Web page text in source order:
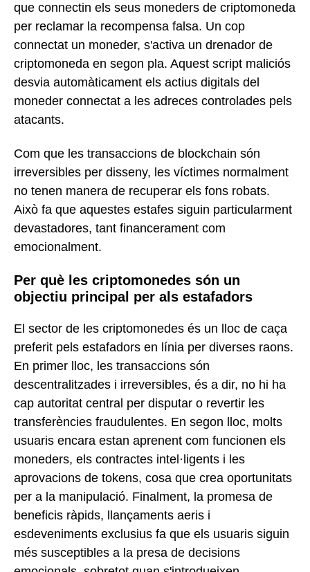
que connectin els seus moneders de criptomoneda
per reclamar la recompensa falsa. Un cop
connectat un moneder, s'activa un drenador de
criptomoneda en segon pla. Aquest script maliciós
desvia automàticament els actius digitals del
moneder connectat a les adreces controlades pels
atacants.
Com que les transaccions de blockchain són
irreversibles per disseny, les víctimes normalment
no tenen manera de recuperar els fons robats.
Això fa que aquestes estafes siguin particularment
devastadores, tant financerament com
emocionalment.
Per què les criptomonedes són un
objectiu principal per als estafadors
El sector de les criptomonedes és un lloc de caça
preferit pels estafadors en línia per diverses raons.
En primer lloc, les transaccions són
descentralitzades i irreversibles, és a dir, no hi ha
cap autoritat central per disputar o revertir les
transferències fraudulentes. En segon lloc, molts
usuaris encara estan aprenent com funcionen els
moneders, els contractes intel·ligents i les
aprovacions de tokens, cosa que crea oportunitats
per a la manipulació. Finalment, la promesa de
beneficis ràpids, llançaments aeris i
esdeveniments exclusius fa que els usuaris siguin
més susceptibles a la presa de decisions